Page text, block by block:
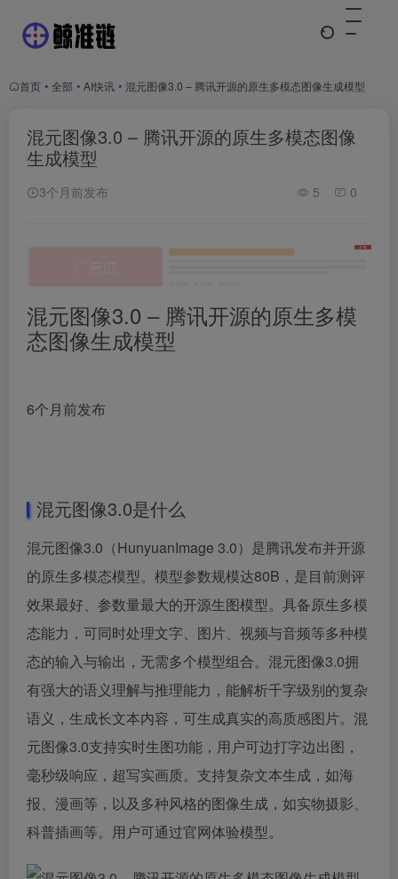
首页 • 全部 • AI快讯 • 混元图像3.0 – 腾讯开源的原生多模态图像生成模型
混元图像3.0 – 腾讯开源的原生多模态图像
生成模型
3个月前发布 5 0
混元图像3.0 – 腾讯开源的原生多模
态图像生成模型
6个月前发布
混元图像3.0是什么
混元图像3.0（HunyuanImage 3.0）是腾讯发布并开源
的原生多模态模型。模型参数规模达80B，是目前测评
效果最好、参数量最大的开源生图模型。具备原生多模
态能力，可同时处理文字、图片、视频与音频等多种模
态的输入与输出，无需多个模型组合。混元图像3.0拥
有强大的语义理解与推理能力，能解析千字级别的复杂
语义，生成长文本内容，可生成真实的高质感图片。混
元图像3.0支持实时生图功能，用户可边打字边出图，
毫秒级响应，超写实画质。支持复杂文本生成，如海
报、漫画等，以及多种风格的图像生成，如实物摄影、
科普插画等。用户可通过官网体验模型。